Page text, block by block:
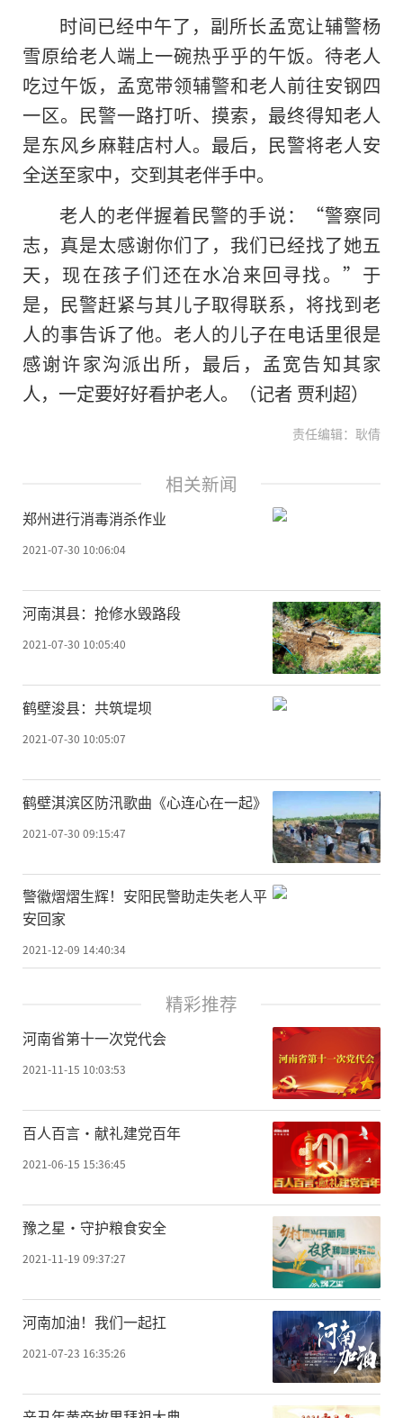
时间已经中午了，副所长孟宽让辅警杨
雪原给老人端上一碗热乎乎的午饭。待老人
吃过午饭，孟宽带领辅警和老人前往安钢四
一区。民警一路打听、摸索，最终得知老人
是东风乡麻鞋店村人。最后，民警将老人安
全送至家中，交到其老伴手中。
老人的老伴握着民警的手说：“警察同
志，真是太感谢你们了，我们已经找了她五
天，现在孩子们还在水冶来回寻找。”于
是，民警赶紧与其儿子取得联系，将找到老
人的事告诉了他。老人的儿子在电话里很是
感谢许家沟派出所，最后，孟宽告知其家
人，一定要好好看护老人。（记者 贾利超）
责任编辑：耿倩
相关新闻
郑州进行消毒消杀作业
2021-07-30 10:06:04
河南淇县：抢修水毁路段
2021-07-30 10:05:40
鹤壁浚县：共筑堤坝
2021-07-30 10:05:07
鹤壁淇滨区防汛歌曲《心连心在一起》
2021-07-30 09:15:47
警徽熠熠生辉！安阳民警助走失老人平
安回家
2021-12-09 14:40:34
精彩推荐
河南省第十一次党代会
2021-11-15 10:03:53
百人百言·献礼建党百年
2021-06-15 15:36:45
豫之星·守护粮食安全
2021-11-19 09:37:27
河南加油！我们一起扛
2021-07-23 16:35:26